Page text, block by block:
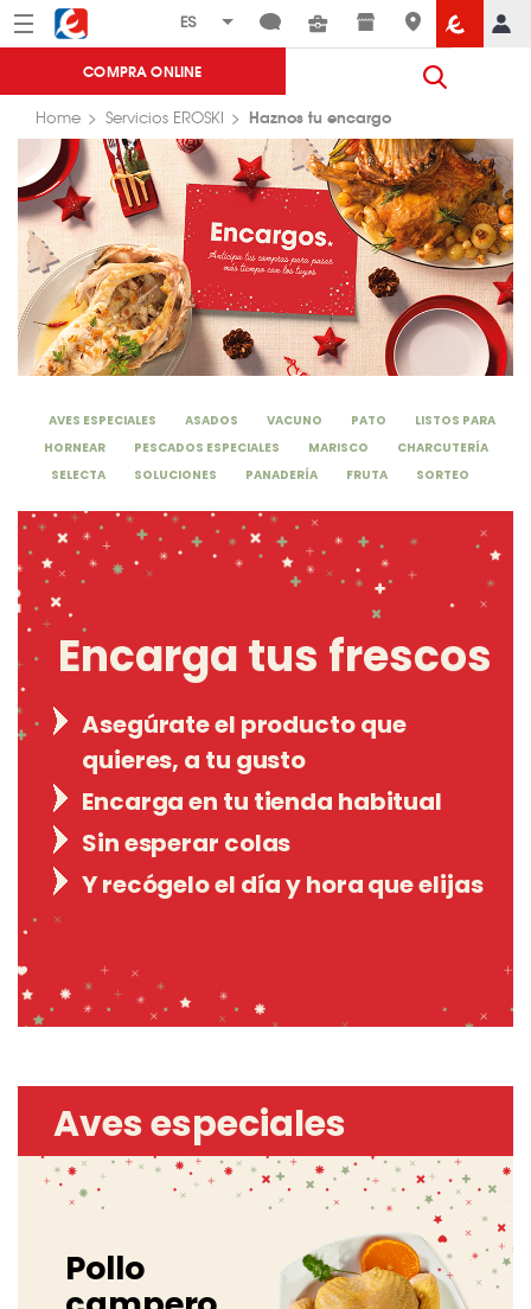
Menú Eroski
COMPRA ONLINE
Home Servicios EROSKI Haznos tu encargo
AVES ESPECIALES ASADOS VACUNO PATO
LISTOS PARA
HORNEAR
PESCADOS ESPECIALES MARISCO
CHARCUTERÍA
SELECTA
SOLUCIONES PANADERÍA FRUTA SORTEO
Encarga tus frescos
Asegúrate el producto que
quieres, a tu gusto
Encarga en tu tienda habitual
Sin esperar colas
Y recógelo el día y hora que elijas
Aves especiales
Pollo